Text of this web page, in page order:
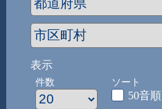
表示
件数 ソート
50音順